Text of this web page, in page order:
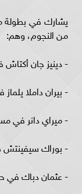
من النجوم، وهم:
- دينيز جان
- بيران داملا
- ميراي دانر في
- بوراك
- عثمان دباك في